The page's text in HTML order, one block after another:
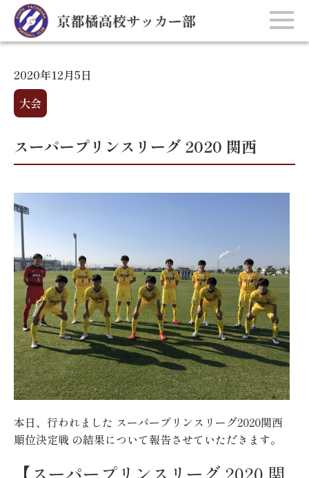
2020年12月5日
大会
スーパープリンスリーグ 2020 関西
本日、行われました スーパープリンスリーグ2020関西
順位決定戦 の結果について報告させていただきます。